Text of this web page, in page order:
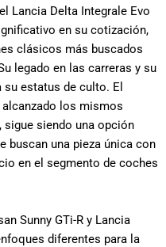
Lancia Delta Integrale Evo
en su cotización,
clásicos más buscados
legado en las carreras y su
estatus de culto. El
alcanzado los mismos
sigue siendo una opción
buscan una pieza única con
en el segmento de coches
Sunny GTi-R y Lancia
diferentes para la